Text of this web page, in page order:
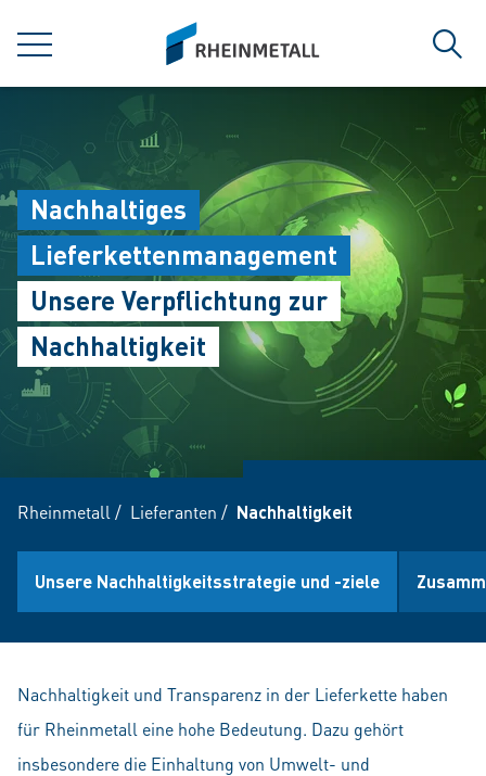
MENÜ
siteLogo
Nachhaltiges
Lieferkettenmanagement
Unsere Verpflichtung zur
Nachhaltigkeit
Rheinmetall / Lieferanten / Nachhaltigkeit
Unsere Nachhaltigkeitsstrategie und -ziele
Nachhaltigkeit und Transparenz in der Lieferkette haben
für Rheinmetall eine hohe Bedeutung. Dazu gehört
insbesondere die Einhaltung von Umwelt- und